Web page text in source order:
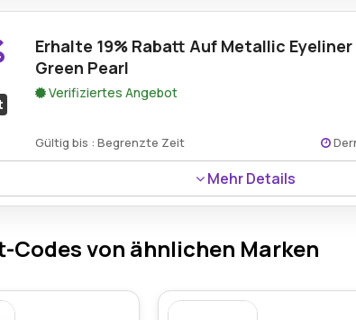
zu einem reduzierten Preis bringt.
Erhalte 19% Rabatt Auf Metallic Eyeliner
Green Pearl
Verifiziertes Angebot
Gültig bis : Begrenzte Zeit
Mehr Details
ist derzeit auf den Metallic Eyeliner 103 Green
Codes von ähnlichen Marken